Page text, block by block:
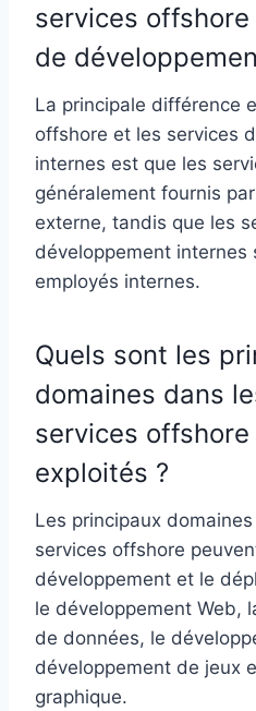
services
de
La principale différence
offshore et les services
internes est que les
généralement fournis
externe, tandis que les
développement internes
employés internes.
Quels sont les
domaines dans
services
exploités ?
Les principaux
services offshore
développement et le
le développement Web,
de données, le
développement de jeux
graphique.